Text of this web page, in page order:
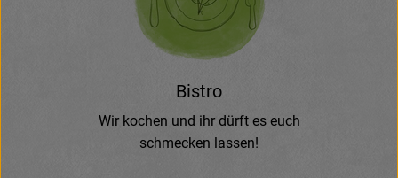
Bistro
Wir kochen und ihr dürft es euch
schmecken lassen!